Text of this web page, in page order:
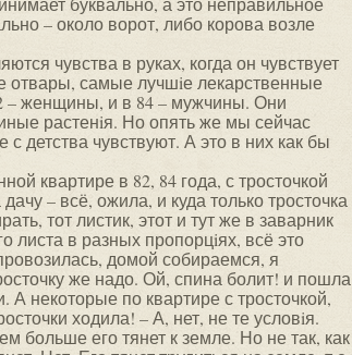
– около ворот, либо корова возле
чувства в руках, когда он чувствует
отвары, самые лучшiе лекарственные
– женщины, и в 84 – мужчины. Они
растенiя. Но опять же мы сейчас
детства чувствуют. А это в них как бы
квартире в 82, 84 года, с тросточкой
– всё, ожила, и куда только тросточка
тот листик, этот и тут же в заварник
листа в разных пропорцiях, всё это
домой собираемся, я
же надо. Ой, спина болит! и пошла
А некоторые по квартире с тросточкой,
ходила! – А, нет, не те условiя.
больше его тянет к земле. Но не так, как